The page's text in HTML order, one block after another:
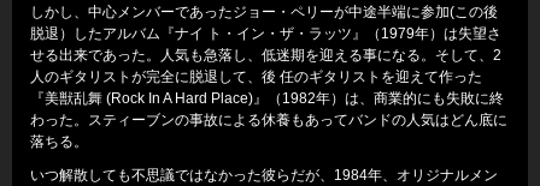
しかし、中心メンバーであったジョー・ペリーが中途半端に参加(この後
脱退）したアルバム『ナイ ト・イン・ザ・ラッツ』（1979年）は失望さ
せる出来であった。人気も急落し、低迷期を迎える事になる。そして、2
人のギタリストが完全に脱退して、後 任のギタリストを迎えて作った
『美獣乱舞 (Rock In A Hard Place)』（1982年）は、商業的にも失敗に終
わった。スティーブンの事故による休養もあってバンドの人気はどん底に
落ちる。
いつ解散しても不思議ではなかった彼らだが、1984年、オリジナルメン